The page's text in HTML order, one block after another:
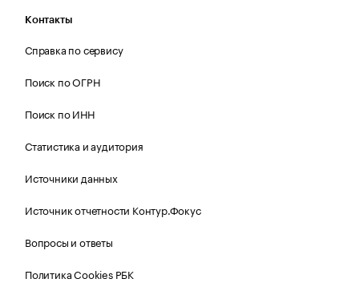
Контакты
Справка по сервису
Поиск по ОГРН
Поиск по ИНН
Статистика и аудитория
Источники данных
Источник отчетности Контур.Фокус
Вопросы и ответы
Политика Cookies РБК